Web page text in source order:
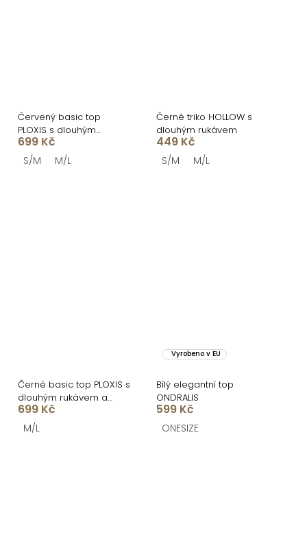
Červený basic top
PLOXIS s dlouhým
rukávem a výstřihem
699 Kč
S/M M/L
Černé triko HOLLOW s
dlouhým rukávem
449 Kč
S/M M/L
Černé basic top PLOXIS s
dlouhým rukávem a
výstřihem
699 Kč
M/L
Vyrobeno v EU
Bílý elegantní top
ONDRALIS
599 Kč
ONESIZE